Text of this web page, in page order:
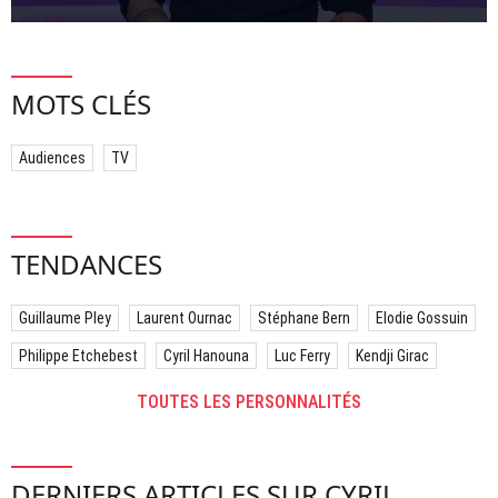
MOTS CLÉS
Audiences TV
TENDANCES
Guillaume Pley Laurent Ournac Stéphane Bern Elodie Gossuin
Philippe Etchebest Cyril Hanouna Luc Ferry Kendji Girac
TOUTES LES PERSONNALITÉS